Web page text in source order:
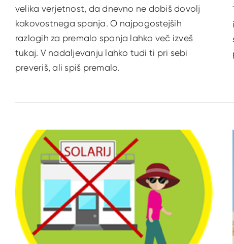
velika verjetnost, da dnevno ne dobiš dovolj
kakovostnega spanja. O najpogostejših
razlogih za premalo spanja lahko več izveš
tukaj. V nadaljevanju lahko tudi ti pri sebi
preveriš, ali spiš premalo.